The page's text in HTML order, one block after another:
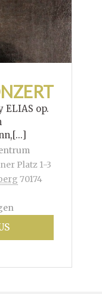
ELIAS op.
Sopran
Platz 1-3
70174